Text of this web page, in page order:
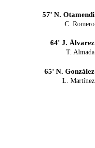
57' N. Otamendi
C. Romero
64' J. Álvarez
T. Almada
65' N. González
L. Martínez